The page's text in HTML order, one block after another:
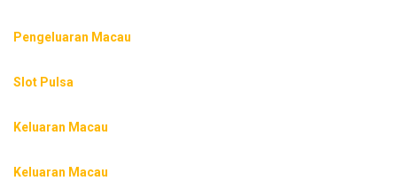
Pengeluaran Macau
Slot Pulsa
Keluaran Macau
Keluaran Macau